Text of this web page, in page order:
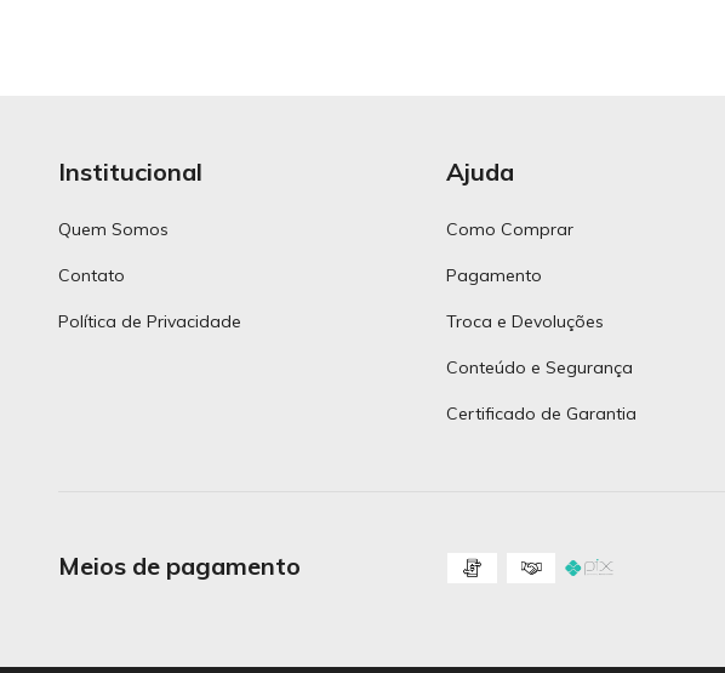
Institucional
Quem Somos
Contato
Política de Privacidade
Ajuda
Como Comprar
Pagamento
Troca e Devoluções
Conteúdo e Segurança
Certificado de Garantia
Meios de pagamento